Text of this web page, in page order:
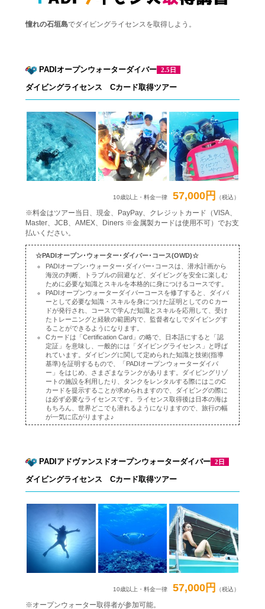
憧れの石垣島でダイビングライセンスを取得しよう。
PADIオープンウォーターダイバー 2.5日
ダイビングライセンス Cカード取得ツアー
10歳以上・料金一律 57,000円 （税込）
※料金はツアー当日、現金、PayPay、クレジットカード（VISA、
Master、JCB、AMEX、Diners ※金属製カードは使用不可）でお支
払いください。
☆PADIオープン･ウォーター･ダイバー･コース(OWD)☆
PADIオープン･ウォーター･ダイバー･コースは、潜水計画から
海況の判断、トラブルの回避など、ダイビングを安全に楽しむ
ために必要な知識とスキルを本格的に身につけるコースです。
PADIオープンウォーターダイバーコースを修了すると、ダイバ
ーとして必要な知識・スキルを身につけた証明としてのＣカー
ドが発行され、コースで学んだ知識とスキルを応用して、受け
たトレーニングと経験の範囲内で、監督者なしでダイビングす
ることができるようになります。
Cカードは「Certification Card」の略で、日本語にすると「認
定証」を意味し、一般的には「ダイビングライセンス」と呼ば
れています。ダイビングに関して定められた知識と技術(指導
基準)を証明するもので、「PADIオープンウォーターダイバ
ー」をはじめ、さまざまなランクがあります。ダイビングリゾ
ートの施設を利用したり、タンクをレンタルする際にはこのC
カードを提示することが求められますので、ダイビングの際に
は必ず必要なライセンスです。ライセンス取得後は日本の海は
もちろん、世界どこでも潜れるようになりますので、旅行の幅
が一気に広がりますよ♪
PADIアドヴァンスドオープンウォーターダイバー 2日
ダイビングライセンス Cカード取得ツアー
10歳以上・料金一律 57,000円 （税込）
※オープンウォーター取得者が参加可能。